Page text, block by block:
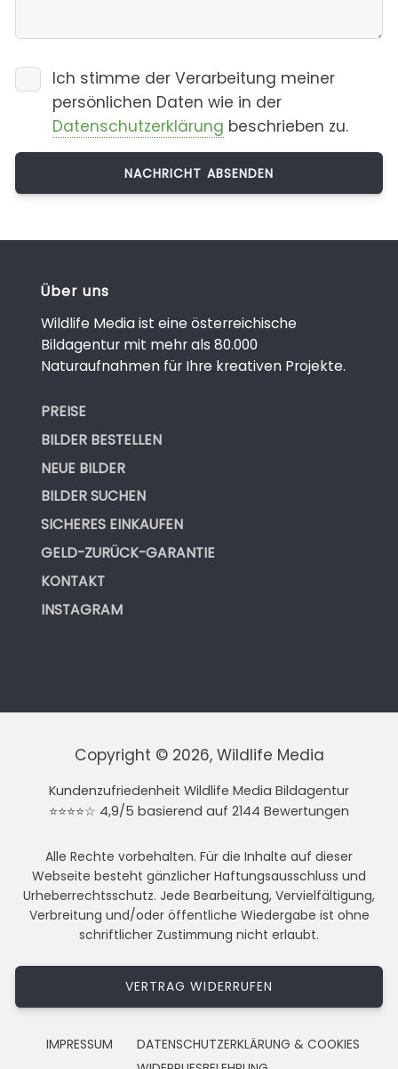
Ich stimme der Verarbeitung meiner
persönlichen Daten wie in der
Datenschutzerklärung beschrieben zu.
Über uns
Wildlife Media ist eine österreichische
Bildagentur mit mehr als 80.000
Naturaufnahmen für Ihre kreativen Projekte.
PREISE
BILDER BESTELLEN
NEUE BILDER
BILDER SUCHEN
SICHERES EINKAUFEN
GELD-ZURÜCK-GARANTIE
KONTAKT
INSTAGRAM
Copyright © 2026, Wildlife Media
Kundenzufriedenheit Wildlife Media Bildagentur
⭐⭐⭐⭐☆ 4,9/5 basierend auf 2144 Bewertungen
Alle Rechte vorbehalten. Für die Inhalte auf dieser
Webseite besteht gänzlicher Haftungsausschluss und
Urheberrechtsschutz. Jede Bearbeitung, Vervielfältigung,
Verbreitung und/oder öffentliche Wiedergabe ist ohne
schriftlicher Zustimmung nicht erlaubt.
VERTRAG WIDERRUFEN
IMPRESSUM
DATENSCHUTZERKLÄRUNG & COOKIES